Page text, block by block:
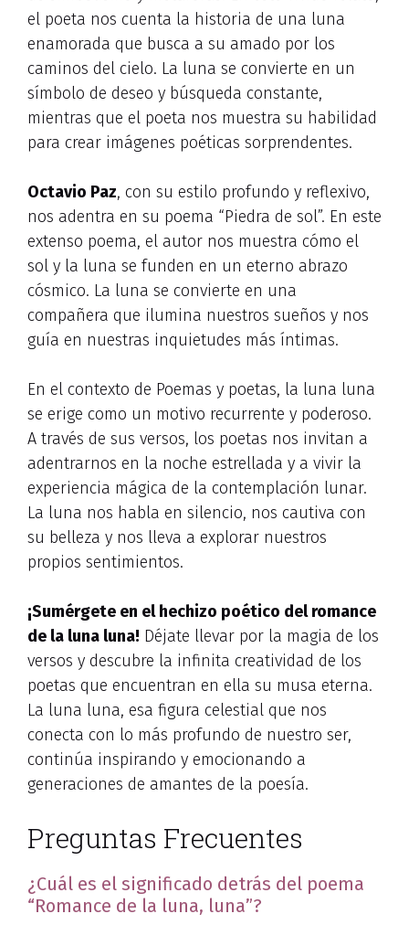
el poeta nos cuenta la historia de una luna
enamorada que busca a su amado por los
caminos del cielo. La luna se convierte en un
símbolo de deseo y búsqueda constante,
mientras que el poeta nos muestra su habilidad
para crear imágenes poéticas sorprendentes.
Octavio Paz, con su estilo profundo y reflexivo,
nos adentra en su poema “Piedra de sol”. En este
extenso poema, el autor nos muestra cómo el
sol y la luna se funden en un eterno abrazo
cósmico. La luna se convierte en una
compañera que ilumina nuestros sueños y nos
guía en nuestras inquietudes más íntimas.
En el contexto de Poemas y poetas, la luna luna
se erige como un motivo recurrente y poderoso.
A través de sus versos, los poetas nos invitan a
adentrarnos en la noche estrellada y a vivir la
experiencia mágica de la contemplación lunar.
La luna nos habla en silencio, nos cautiva con
su belleza y nos lleva a explorar nuestros
propios sentimientos.
¡Sumérgete en el hechizo poético del romance
de la luna luna! Déjate llevar por la magia de los
versos y descubre la infinita creatividad de los
poetas que encuentran en ella su musa eterna.
La luna luna, esa figura celestial que nos
conecta con lo más profundo de nuestro ser,
continúa inspirando y emocionando a
generaciones de amantes de la poesía.
Preguntas Frecuentes
¿Cuál es el significado detrás del poema
“Romance de la luna, luna”?